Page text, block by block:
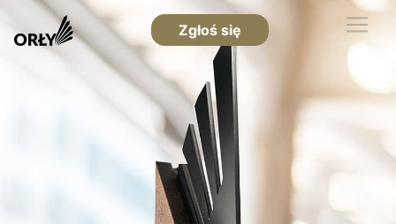
Zgłoś się